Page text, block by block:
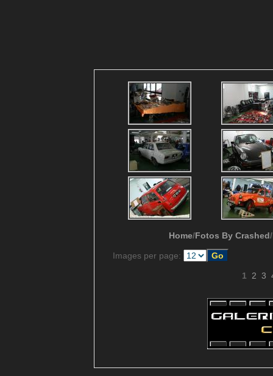
Home/Fotos By Crashed/
Images per page:
1 2 3